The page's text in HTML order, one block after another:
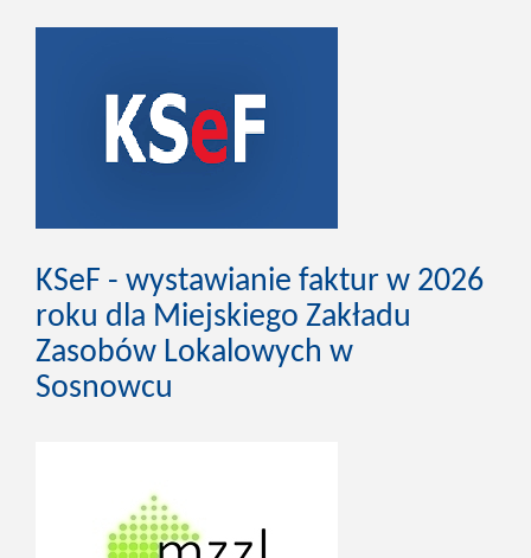
KSeF - wystawianie faktur w 2026
roku dla Miejskiego Zakładu
Zasobów Lokalowych w
Sosnowcu